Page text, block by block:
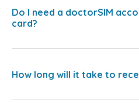
Do I need a doctorSIM
card?
How long will it take to